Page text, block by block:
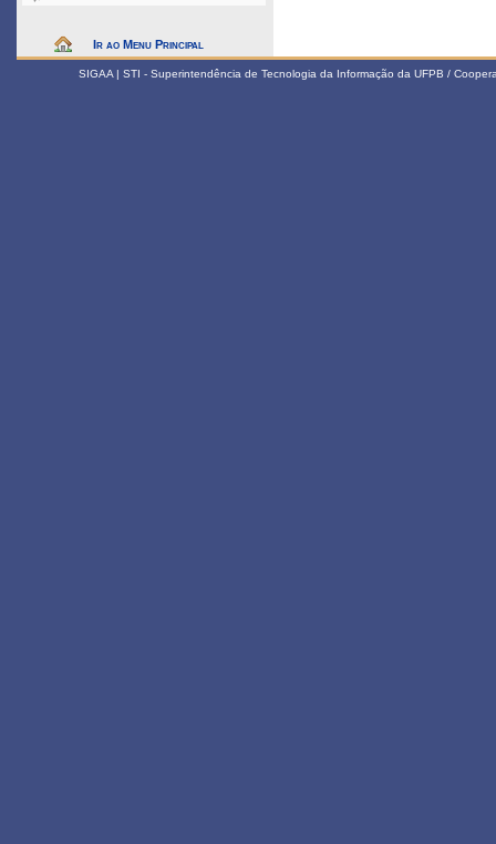
Ir ao Menu Principal
SIGAA | STI - Superintendência de Tecnologia da Informação da UFPB /